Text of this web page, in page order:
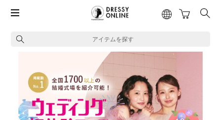
アイテムを探す